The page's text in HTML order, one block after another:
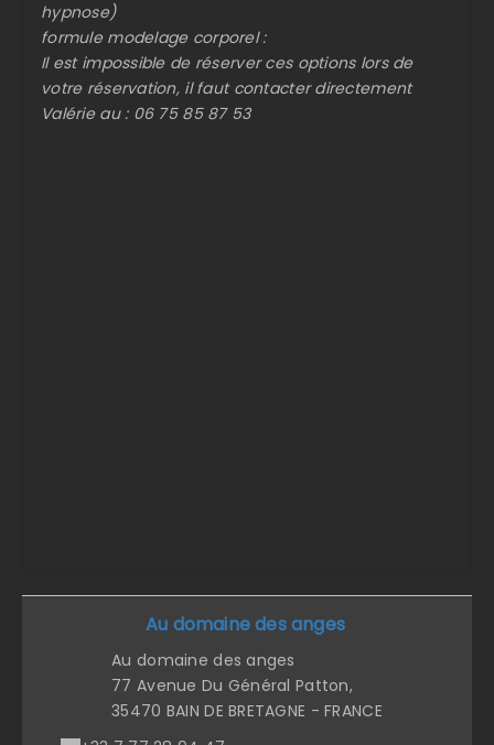
hypnose)
formule modelage corporel :
Il est impossible de réserver ces options lors de
votre réservation, il faut contacter directement
Valérie au : 06 75 85 87 53
Au domaine des anges
Au domaine des anges
77 Avenue Du Général Patton,
35470 BAIN DE BRETAGNE - FRANCE